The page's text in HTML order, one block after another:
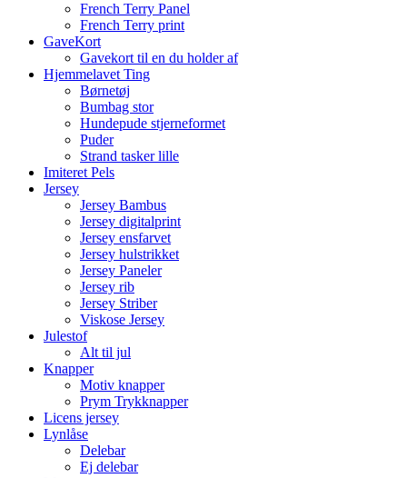
French Terry Panel
French Terry print
GaveKort
Gavekort til en du holder af
Hjemmelavet Ting
Børnetøj
Bumbag stor
Hundepude stjerneformet
Puder
Strand tasker lille
Imiteret Pels
Jersey
Jersey Bambus
Jersey digitalprint
Jersey ensfarvet
Jersey hulstrikket
Jersey Paneler
Jersey rib
Jersey Striber
Viskose Jersey
Julestof
Alt til jul
Knapper
Motiv knapper
Prym Trykknapper
Licens jersey
Lynlåse
Delebar
Ej delebar